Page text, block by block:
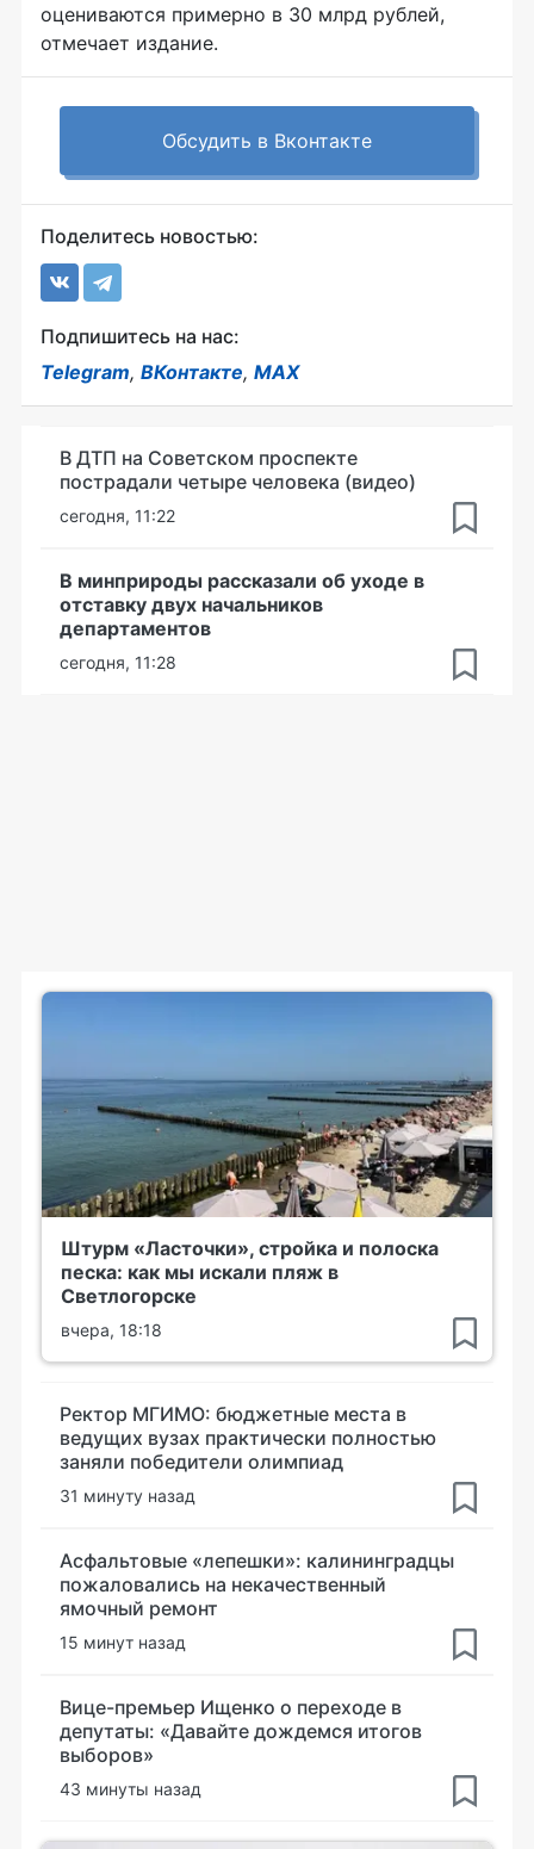
оцениваются примерно в 30 млрд рублей,
отмечает издание.
Обсудить в Вконтакте
Поделитесь новостью:
Подпишитесь на нас:
Telegram, ВКонтакте, MAX
В ДТП на Советском проспекте
пострадали четыре человека (видео)
сегодня, 11:22
В минприроды рассказали об уходе в
отставку двух начальников
департаментов
сегодня, 11:28
Штурм «Ласточки», стройка и полоска
песка: как мы искали пляж в
Светлогорске
вчера, 18:18
Ректор МГИМО: бюджетные места в
ведущих вузах практически полностью
заняли победители олимпиад
31 минуту назад
Асфальтовые «лепешки»: калининградцы
пожаловались на некачественный
ямочный ремонт
15 минут назад
Вице-премьер Ищенко о переходе в
депутаты: «Давайте дождемся итогов
выборов»
43 минуты назад